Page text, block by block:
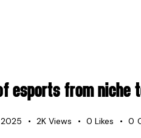
ESPORTS FROM
2025 2K Views 0 Likes 0